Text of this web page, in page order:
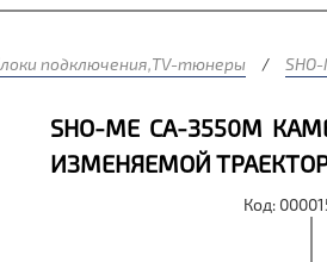
подключения,TV-тюнеры /
SHO-ME CA-3550M
ИЗМЕНЯЕМОЙ
Код: